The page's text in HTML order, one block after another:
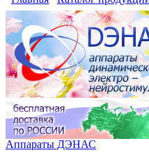
Аппараты ДЭНАС